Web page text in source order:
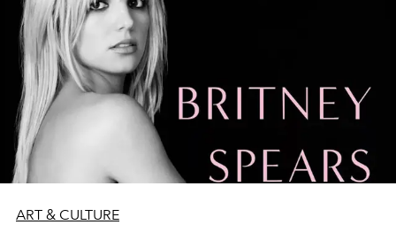
ART & CULTURE